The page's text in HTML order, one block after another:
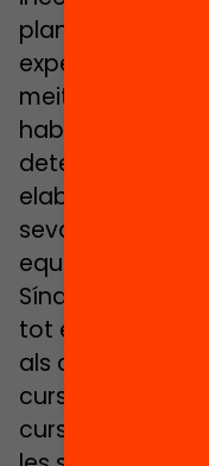
plantilles
experimentats.
meitat dels
habitants no
detecció, o que
elaborat un
seva
equilibrada de
Síndic que el
tot el
als centres
curs) i
curs) que